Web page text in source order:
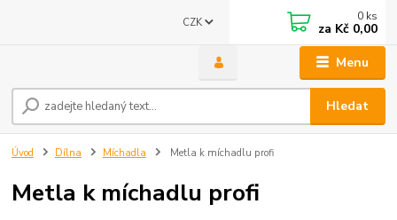
Menu
CZK
Hledat
0 ks
za Kč 0,00
Úvod Dílna Míchadla Metla k míchadlu profi
Metla k míchadlu profi